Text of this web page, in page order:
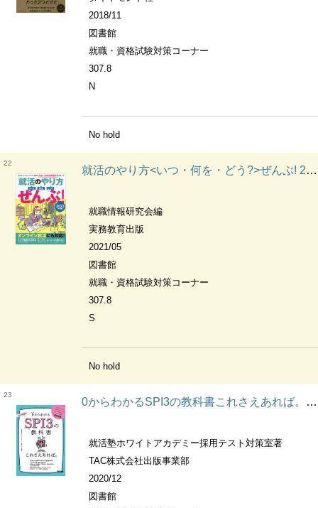
2018/11
図書館
就職・資格試験対策コーナー
307.8
N
No hold
22
就活のやり方<いつ・何を・どう?>ぜんぶ! 2023年度版
就職情報研究会編
実務教育出版
2021/05
図書館
就職・資格試験対策コーナー
307.8
S
No hold
23
0からわかるSPI3の教科書これさえあれば。 2022年度版
就活塾ホワイトアカデミー採用テスト対策室著
TAC株式会社出版事業部
2020/12
図書館